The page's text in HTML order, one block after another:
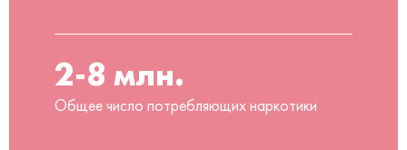
2-8 млн.
Общее число потребляющих наркотики